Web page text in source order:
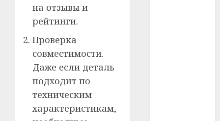
на отзывы и
рейтинги.
Проверка
совместимости.
Даже если деталь
подходит по
техническим
характеристикам,